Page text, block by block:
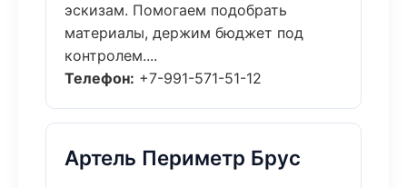
эскизам. Помогаем подобрать
материалы, держим бюджет под
контролем....
Телефон: +7-991-571-51-12
Артель Периметр Брус